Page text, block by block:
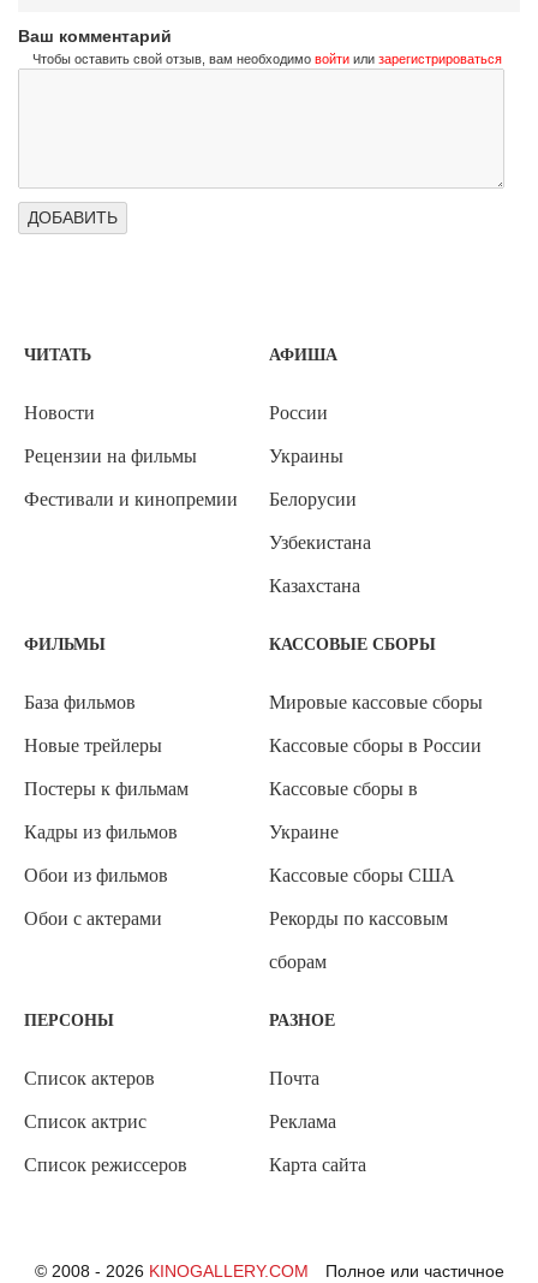
Ваш комментарий
Чтобы оставить свой отзыв, вам необходимо войти или зарегистрироваться
ЧИТАТЬ
Новости
Рецензии на фильмы
Фестивали и кинопремии
АФИША
России
Украины
Белорусии
Узбекистана
Казахстана
ФИЛЬМЫ
База фильмов
Новые трейлеры
Постеры к фильмам
Кадры из фильмов
Обои из фильмов
Обои с актерами
КАССОВЫЕ СБОРЫ
Мировые кассовые сборы
Кассовые сборы в России
Кассовые сборы в
Украине
Кассовые сборы США
Рекорды по кассовым
сборам
ПЕРСОНЫ
Список актеров
Список актрис
Список режиссеров
РАЗНОЕ
Почта
Реклама
Карта сайта
© 2008 - 2026 KINOGALLERY.COM Полное или частичное